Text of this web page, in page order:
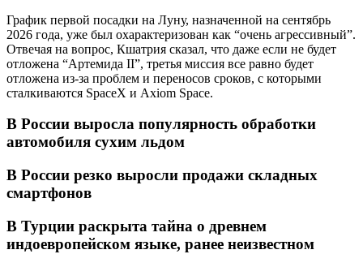
График первой посадки на Луну, назначенной на сентябрь
2026 года, уже был охарактеризован как “очень агрессивный”.
Отвечая на вопрос, Кшатрия сказал, что даже если не будет
отложена “Артемида II”, третья миссия все равно будет
отложена из-за проблем и переносов сроков, с которыми
сталкиваются SpaceX и Axiom Space.
В России выросла популярность обработки
автомобиля сухим льдом
В России резко выросли продажи складных
смартфонов
В Турции раскрыта тайна о древнем
индоевропейском языке, ранее неизвестном